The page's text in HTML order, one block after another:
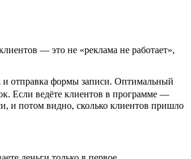
— это не «реклама не работает»,
отправка формы записи. Оптимальный
Если ведёте клиентов в программе —
и потом видно, сколько клиентов пришло